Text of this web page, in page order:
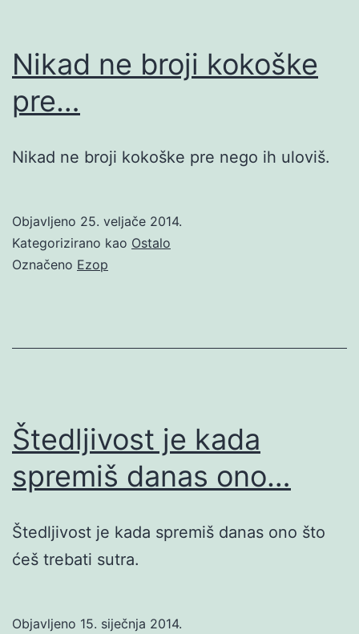
Nikad ne broji kokoške
pre…
Nikad ne broji kokoške pre nego ih uloviš.
Objavljeno 25. veljače 2014.
Kategorizirano kao Ostalo
Označeno Ezop
Štedljivost je kada
spremiš danas ono…
Štedljivost je kada spremiš danas ono što
ćeš trebati sutra.
Objavljeno 15. siječnja 2014.